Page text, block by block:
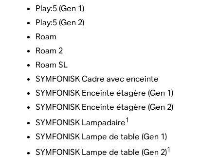
Play:5 (Gen 1)
Play:5 (Gen 2)
Roam
Roam 2
Roam SL
SYMFONISK Cadre avec enceinte
SYMFONISK Enceinte étagère (Gen 1)
SYMFONISK Enceinte étagère (Gen 2)
SYMFONISK Lampadaire1
SYMFONISK Lampe de table (Gen 1)
SYMFONISK Lampe de table (Gen 2)1